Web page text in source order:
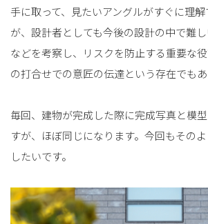
手に取って、見たいアングルがすぐに理
が、設計者としても今後の設計の中で難
などを考察し、リスクを防止する重要な
の打合せでの意匠の伝達という存在でもあ
毎回、建物が完成した際に完成写真と模
すが、ほぼ同じになります。今回もその
したいです。